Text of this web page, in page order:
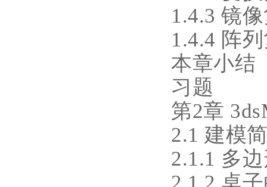
1.4.3 镜
1.4.4 阵
本章小结
习题
第2章
2.1 建模
2.1.1 多
2.1.2 桌